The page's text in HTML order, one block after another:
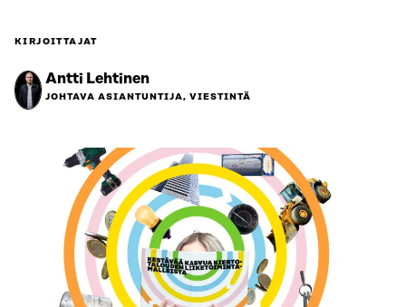
KIRJOITTAJAT
Antti Lehtinen
JOHTAVA ASIANTUNTIJA, VIESTINTÄ